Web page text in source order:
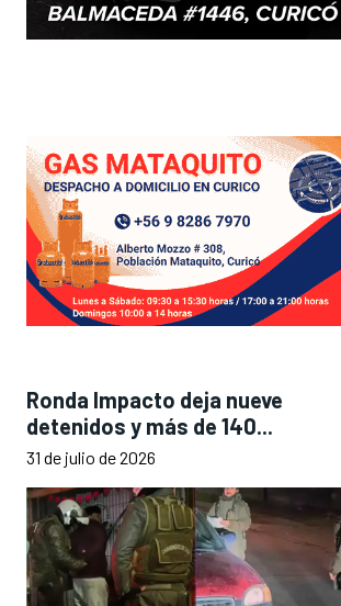
Ronda Impacto deja nueve
detenidos y más de 140...
31 de julio de 2026